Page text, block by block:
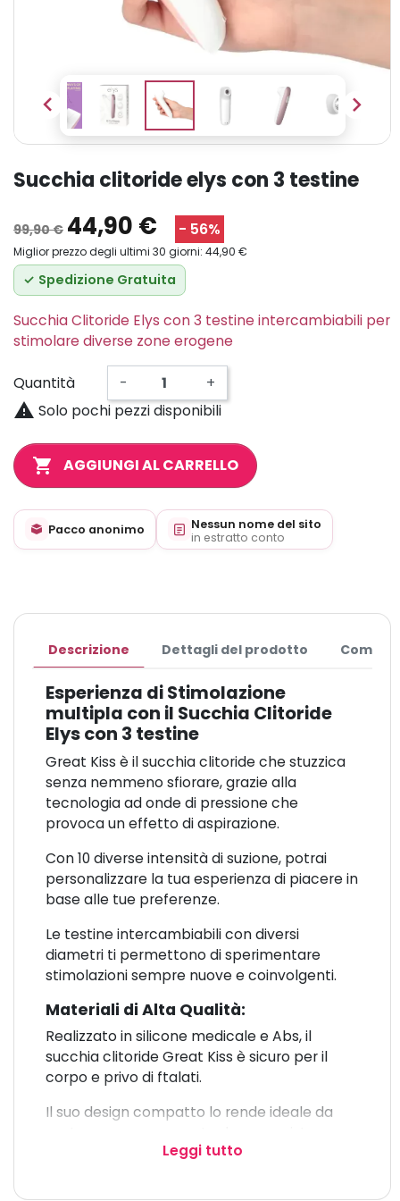
 
succhia clitoride elys con 3 testine
99,90 € 44,90 € - 56%
Miglior prezzo degli ultimi 30 giorni: 44,90 €
✓ Spedizione Gratuita
Succhia Clitoride Elys con 3 testine intercambiabili per
stimolare diverse zone erogene
Quantità - +
 Solo pochi pezzi disponibili
shopping_cart AGGIUNGI AL CARRELLO
Pacco anonimo
Nessun nome del sito
in estratto conto
Descrizione Dettagli del prodotto
Esperienza di Stimolazione
multipla con il Succhia Clitoride
Elys con 3 testine
Great Kiss è il succhia clitoride che stuzzica
senza nemmeno sfiorare, grazie alla
tecnologia ad onde di pressione che
provoca un effetto di aspirazione.
Con 10 diverse intensità di suzione, potrai
personalizzare la tua esperienza di piacere in
base alle tue preferenze.
Le testine intercambiabili con diversi
diametri ti permettono di sperimentare
stimolazioni sempre nuove e coinvolgenti.
Materiali di Alta Qualità:
Realizzato in silicone medicale e Abs, il
succhia clitoride Great Kiss è sicuro per il
corpo e privo di ftalati.
Il suo design compatto lo rende ideale da
all'acqua ti permette di godere di momenti
Leggi tutto